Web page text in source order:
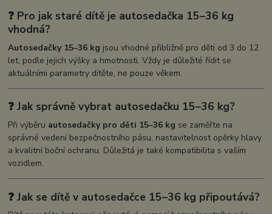
❓ Pro jak staré dítě je autosedačka 15–36 kg
vhodná?
Autosedačky 15–36 kg jsou vhodné přibližně pro děti od 3 do 12
let, podle jejich výšky a hmotnosti. Vždy je důležité řídit se
aktuálními parametry dítěte, ne pouze věkem.
❓ Jak správně vybrat autosedačku 15–36 kg?
Při výběru autosedačky pro děti 15–36 kg se zaměřte na
správné vedení bezpečnostního pásu, nastavitelnost opěrky hlavy
a kvalitní boční ochranu. Důležitá je také kompatibilita s vaším
vozidlem.
❓ Jak se dítě v autosedačce 15–36 kg připoutává?